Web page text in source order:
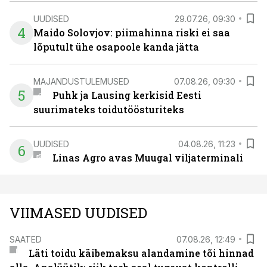
4
UUDISED 29.07.26, 09:30
Maido Solovjov: piimahinna riski ei saa
lõputult ühe osapoole kanda jätta
5
MAJANDUSTULEMUSED 07.08.26, 09:30
Puhk ja Lausing kerkisid Eesti
suurimateks toidutöösturiteks
6 UUDISED 04.08.26, 11:23
Linas Agro avas Muugal viljaterminali
VIIMASED UUDISED
SAATED 07.08.26, 12:49
Läti toidu käibemaksu alandamine tõi hinnad